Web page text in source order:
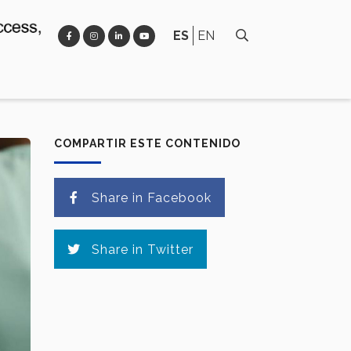
ES EN
COMPARTIR ESTE CONTENIDO
Share in Facebook
Share in Twitter